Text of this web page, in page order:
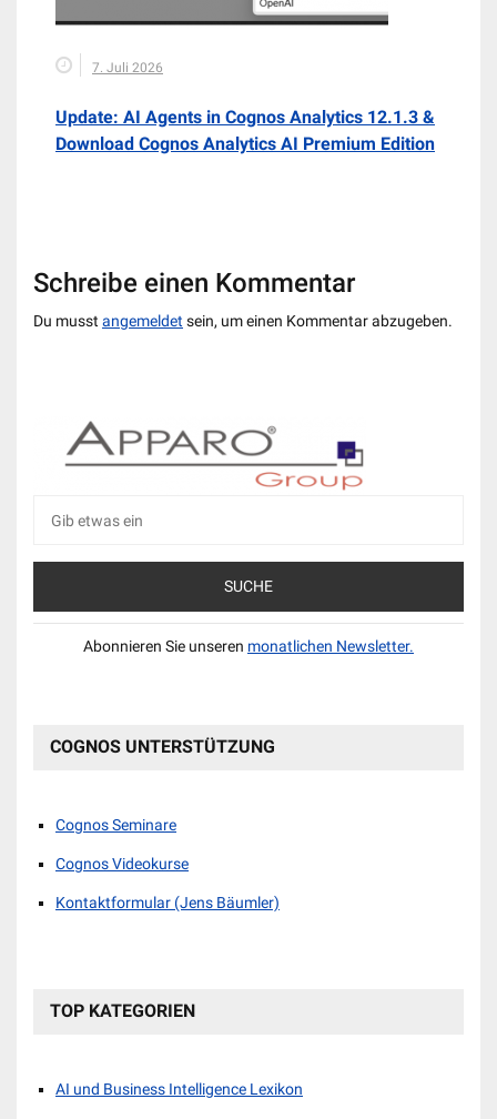
7. Juli 2026
Update: AI Agents in Cognos Analytics 12.1.3 &
Download Cognos Analytics AI Premium Edition
Schreibe einen Kommentar
Du musst angemeldet sein, um einen Kommentar abzugeben.
nach:
Abonnieren Sie unseren monatlichen Newsletter.
COGNOS UNTERSTÜTZUNG
Cognos Seminare
Cognos Videokurse
Kontaktformular (Jens Bäumler)
TOP KATEGORIEN
AI und Business Intelligence Lexikon